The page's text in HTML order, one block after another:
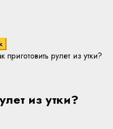
приготовить рулет из утки?
из утки?